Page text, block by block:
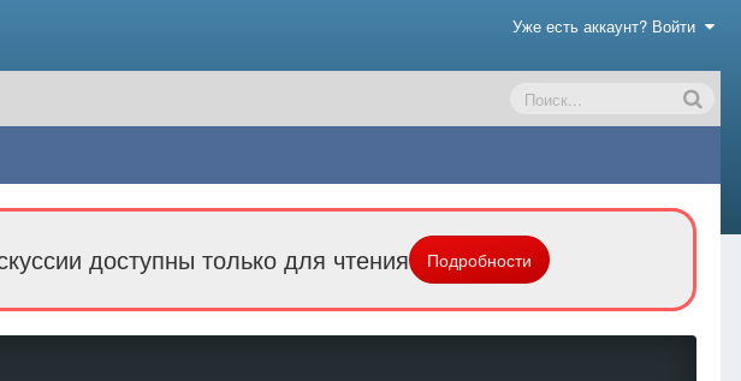
Уже есть аккаунт? Войти
доступны только для чтения Подробности